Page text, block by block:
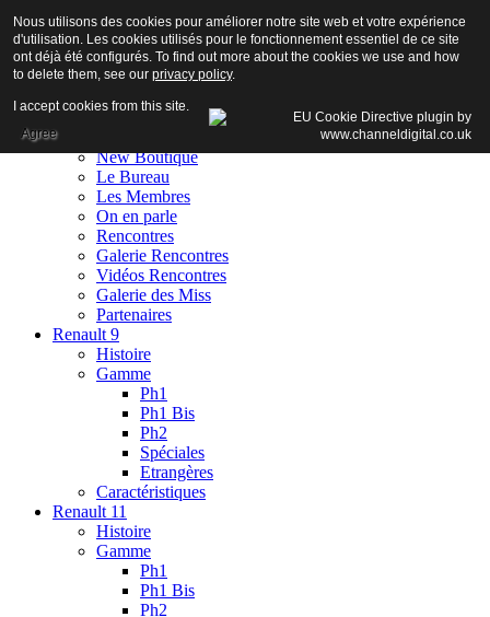
Accueil
New Boutique
Le Bureau
Les Membres
On en parle
Rencontres
Galerie Rencontres
Vidéos Rencontres
Galerie des Miss
Partenaires
Renault 9
Histoire
Gamme
Ph1
Ph1 Bis
Ph2
Spéciales
Etrangères
Caractéristiques
Renault 11
Histoire
Gamme
Ph1
Ph1 Bis
Ph2
Nous utilisons des cookies pour améliorer notre site web et votre expérience
d'utilisation. Les cookies utilisés pour le fonctionnement essentiel de ce site
ont déjà été configurés. To find out more about the cookies we use and how
to delete them, see our privacy policy.
I accept cookies from this site.
Agree